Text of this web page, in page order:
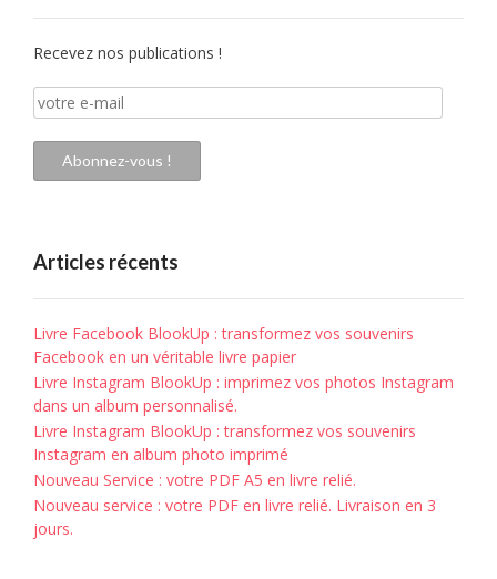
Recevez nos publications !
votre
e-
mail
Abonnez-vous !
Articles récents
Livre Facebook BlookUp : transformez vos souvenirs
Facebook en un véritable livre papier
Livre Instagram BlookUp : imprimez vos photos Instagram
dans un album personnalisé.
Livre Instagram BlookUp : transformez vos souvenirs
Instagram en album photo imprimé
Nouveau Service : votre PDF A5 en livre relié.
Nouveau service : votre PDF en livre relié. Livraison en 3
jours.